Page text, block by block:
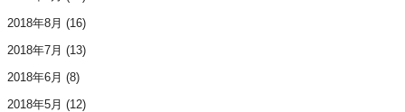
2018年8月 (16)
2018年7月 (13)
2018年6月 (8)
2018年5月 (12)